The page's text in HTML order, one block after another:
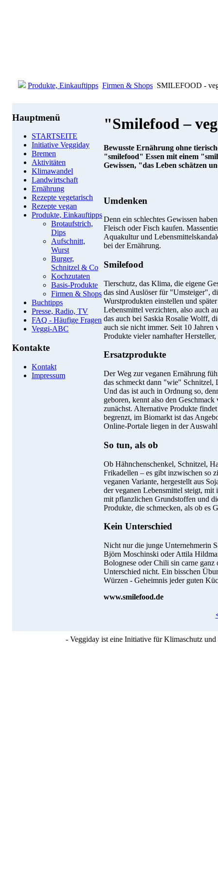
Produkte, Einkauftipps Firmen & Shops SMILEFOOD -
Hauptmenü
STARTSEITE
Initiative Veggiday
Bremen
Aktivitäten
Klimawandel
Landwirtschaft
Ernährung
Rezepte vegetarisch
Rezepte vegan
Produkte, Einkauftipps
Brotaufstrich,
Dips
Aufschnitt,
Wurst
Burger,
Schnitzel & Co
Kochzutaten
Basis-Produkte
Firmen & Shops
Buchtipps
Presse, Radio, TV
FAQ - Häufige Fragen
Veggi-ABC
Kontakte
Kontakt
Impressum
"Smilefood –
Bewusste Ernährung ohne
"smilefood" Essen mit einem
Gewissen, "das Leben schätzen
Umdenken
Denn ein schlechtes Gewissen
Fleisch oder Fisch kaufen.
Aquakultur und
bei der Ernährung.
Smilefood
Tierschutz, das Klima, die eigene
das sind Auslöser für "Umsteiger",
Wurstprodukten einstellen und
Lebensmittel verzichten, also auch
das auch bei Saskia Rosalie Wolff,
auch sie nicht immer. Seit 10
Produkte vieler namhafter
Ersatzprodukte
Der Weg zur veganen Ernährung
das schmeckt dann "wie" Schnitzel,
Und das ist auch in Ordnung so,
geboren, kennt also den
zunächst. Alternative Produkte
begrenzt, im Biomarkt ist das
Online-Portale liegen in der
So tun, als ob
Ob Hähnchenschenkel, Schnitzel,
Frikadellen – es gibt inzwischen so
veganen Variante, hergestellt aus
der veganen Lebensmittel steigt,
mit pflanzlichen Grundstoffen und
Produkte, die schmecken, als ob es
Kein Unterschied
Nicht nur die junge Unternehmerin
Björn Moschinski oder Attila
Bolognese oder Chili sin carne ganz
Unterschied nicht. Ein bisschen
Würzen - Geheimnis jeder guten
www.smilefood.de
- Veggiday ist eine Initiative für Klimaschutz